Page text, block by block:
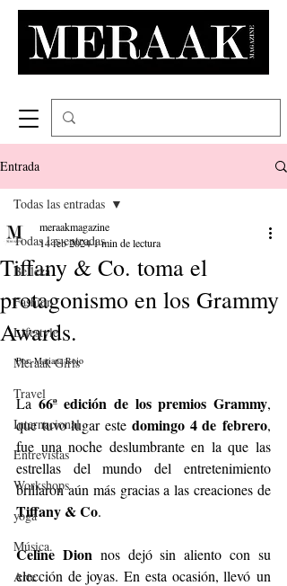
Entrada
Todas las entradas
Belleza
Fashion
Lifestyle
Meraak Girls
Travel
Internacional
Entrevistas
Workshops
yoga
Música.
Arte
Todas las entradas
Tiffany & Co. toma el
protagonismo en los Grammy
Awards.
meraakmagazine
14 feb 20241 min de lectura
Por: Mariana Rojo
La 66ª edición de los premios Grammy,
que tuvo lugar este domingo 4 de febrero,
fue una noche deslumbrante en la que las
estrellas del mundo del
entretenimiento
Tiffany & Co.
Celine Dion nos dejó sin aliento con su
elección de joyas. En esta ocasión, llevó un